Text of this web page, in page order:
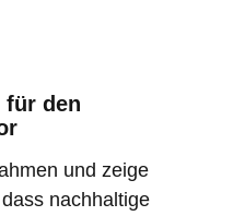
für den
und zeige
nachhaltige